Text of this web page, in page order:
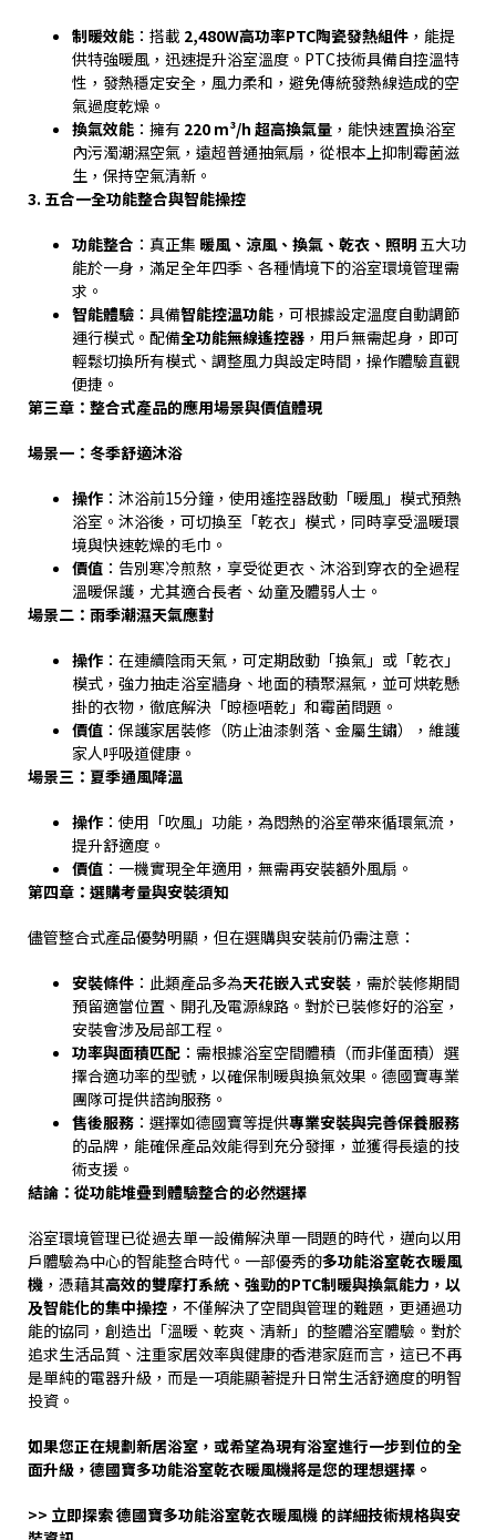
制暖效能 ：搭載 2,480W高功率PTC陶瓷發熱組件 ，能提
供特強暖風，迅速提升浴室溫度。 PTC技術具備自控溫特
性，發熱穩定安全，風力柔和，避免傳統發熱線造成的空
氣過度乾燥。
換氣效能 ：擁有 220 m³/h 超高換氣量 ，能快速置換浴室
內污濁潮濕空氣，遠超普通抽氣扇，從根本上抑制霉菌滋
生，保持空氣清新。
3. 五合一全功能整合與智能操控
功能整合 ：真正集 暖風、涼風、換氣、乾衣、照明五大功
能於一身，滿足全年四季、各種情境下的浴室環境管理需
求。
智能體驗 ：具備智能控溫功能 ，可根據設定溫度自動調節
運行模式。配備全功能無線遙控器 ，用戶無需起身，即可
輕鬆切換所有模式、調整風力與設定時間，操作體驗直觀
便捷。
第三章：整合式產品的應用場景與價值體現
場景一：冬季舒適沐浴
操作 ：沐浴前15分鐘，使用遙控器啟動「暖風」模式預熱
浴室。沐浴後，可切換至「乾衣」模式，同時享受溫暖環
境與快速乾燥的毛巾。
價值 ：告別寒冷煎熬，享受從更衣、沐浴到穿衣的全過程
溫暖保護，尤其適合長者、幼童及體弱人士。
場景二：雨季潮濕天氣應對
操作 ：在連續陰雨天氣，可定期啟動「換氣」或「乾衣」
模式，強力抽走浴室牆身、地面的積聚濕氣，並可烘乾懸
掛的衣物，徹底解決「晾極唔乾」和霉菌問題。
價值 ：保護家居裝修（防止油漆剝落、金屬生鏽），維護
家人呼吸道健康。
場景三：夏季通風降溫
操作 ：使用「吹風」功能，為悶熱的浴室帶來循環氣流，
提升舒適度。
價值 ：一機實現全年適用，無需再安裝額外風扇。
第四章：選購考量與安裝須知
儘管整合式產品優勢明顯，但在選購與安裝前仍需注意：
安裝條件 ：此類產品多為天花嵌入式安裝 ，需於裝修期間
預留適當位置、開孔及電源線路。對於已裝修好的浴室，
安裝會涉及局部工程。
功率與面積匹配 ：需根據浴室空間體積（而非僅面積）選
擇合適功率的型號，以確保制暖與換氣效果。德國寶專業
團隊可提供諮詢服務。
售後服務 ：選擇如德國寶等提供專業安裝與完善保養服務
的品牌，能確保產品效能得到充分發揮，並獲得長遠的技
術支援。
結論：從功能堆疊到體驗整合的必然選擇
浴室環境管理已從過去單一設備解決單一問題的時代，邁向以用
戶體驗為中心的智能整合時代。一部優秀的多功能浴室乾衣暖風
機 ，憑藉其高效的雙摩打系統、強勁的PTC制暖與換氣能力，以
及智能化的集中操控 ，不僅解決了空間與管理的難題，更通過功
能的協同，創造出「溫暖、乾爽、清新」的整體浴室體驗。對於
追求生活品質、注重家居效率與健康的香港家庭而言，這已不再
是單純的電器升級，而是一項能顯著提升日常生活舒適度的明智
投資。
如果您正在規劃新居浴室，或希望為現有浴室進行一步到位的全
面升級，德國寶多功能浴室乾衣暖風機將是您的理想選擇。
>> 立即探索德國寶多功能浴室乾衣暖風機 的詳細技術規格與安